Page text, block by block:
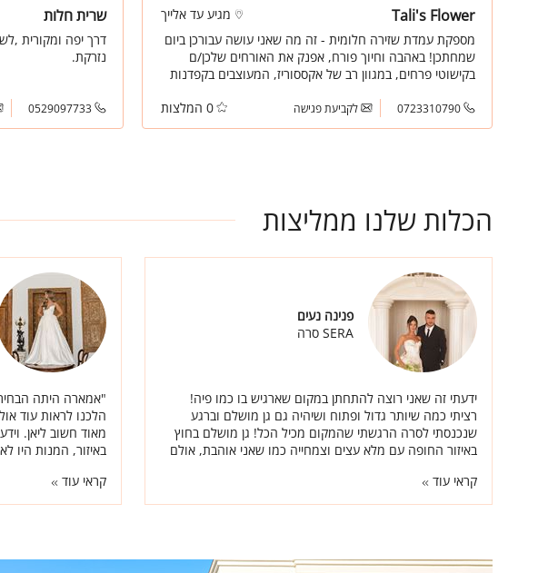
Tali's Flower
מגיע עד אלייך
מספקת עמדת שזירה חלומית - זה מה שאני עושה עבורכן ביום
שמחתכן! באהבה וחיוך פורח, אפנק את האורחים שלכן/ם
בקישוטי פרחים, במגוון רב של אקססוריז, המעוצבים בקפדנות
הפריט לקהל.
0723310790 לקביעת פגישה 0 המלצות
שרית חלות
נזרקת.
0529097733
הכלות שלנו ממליצות
פנינה נעים
SERA סרה
ידעתי זה שאני רוצה להתחתן במקום שארגיש בו כמו פיה!
רציתי כמה שיותר גדול ופתוח ושיהיה גם גן מושלם וברגע
שנכנסתי לסרה הרגשתי שהמקום מכיל הכל! גן מושלם בחוץ
באיזור החופה עם מלא עצים וצמחייה כמו שאני אוהבת, אולם
קראי עוד
"אמארה היתה
הלכנו לראות עוד
מאוד חשוב ליאן.
באיזור, המנות היו
קראי עוד